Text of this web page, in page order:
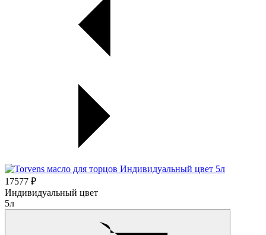
17577 ₽
Индивидуальный цвет
5л